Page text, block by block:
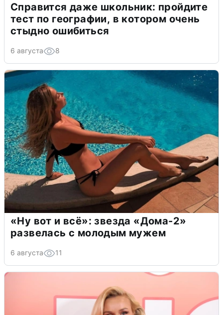
Справится даже школьник: пройдите
тест по географии, в котором очень
стыдно ошибиться
6 августа 8
«Ну вот и всё»: звезда «Дома-2»
развелась с молодым мужем
6 августа 11